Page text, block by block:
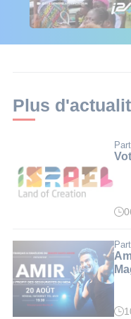
Kenya : 6
d'engagement
Plus